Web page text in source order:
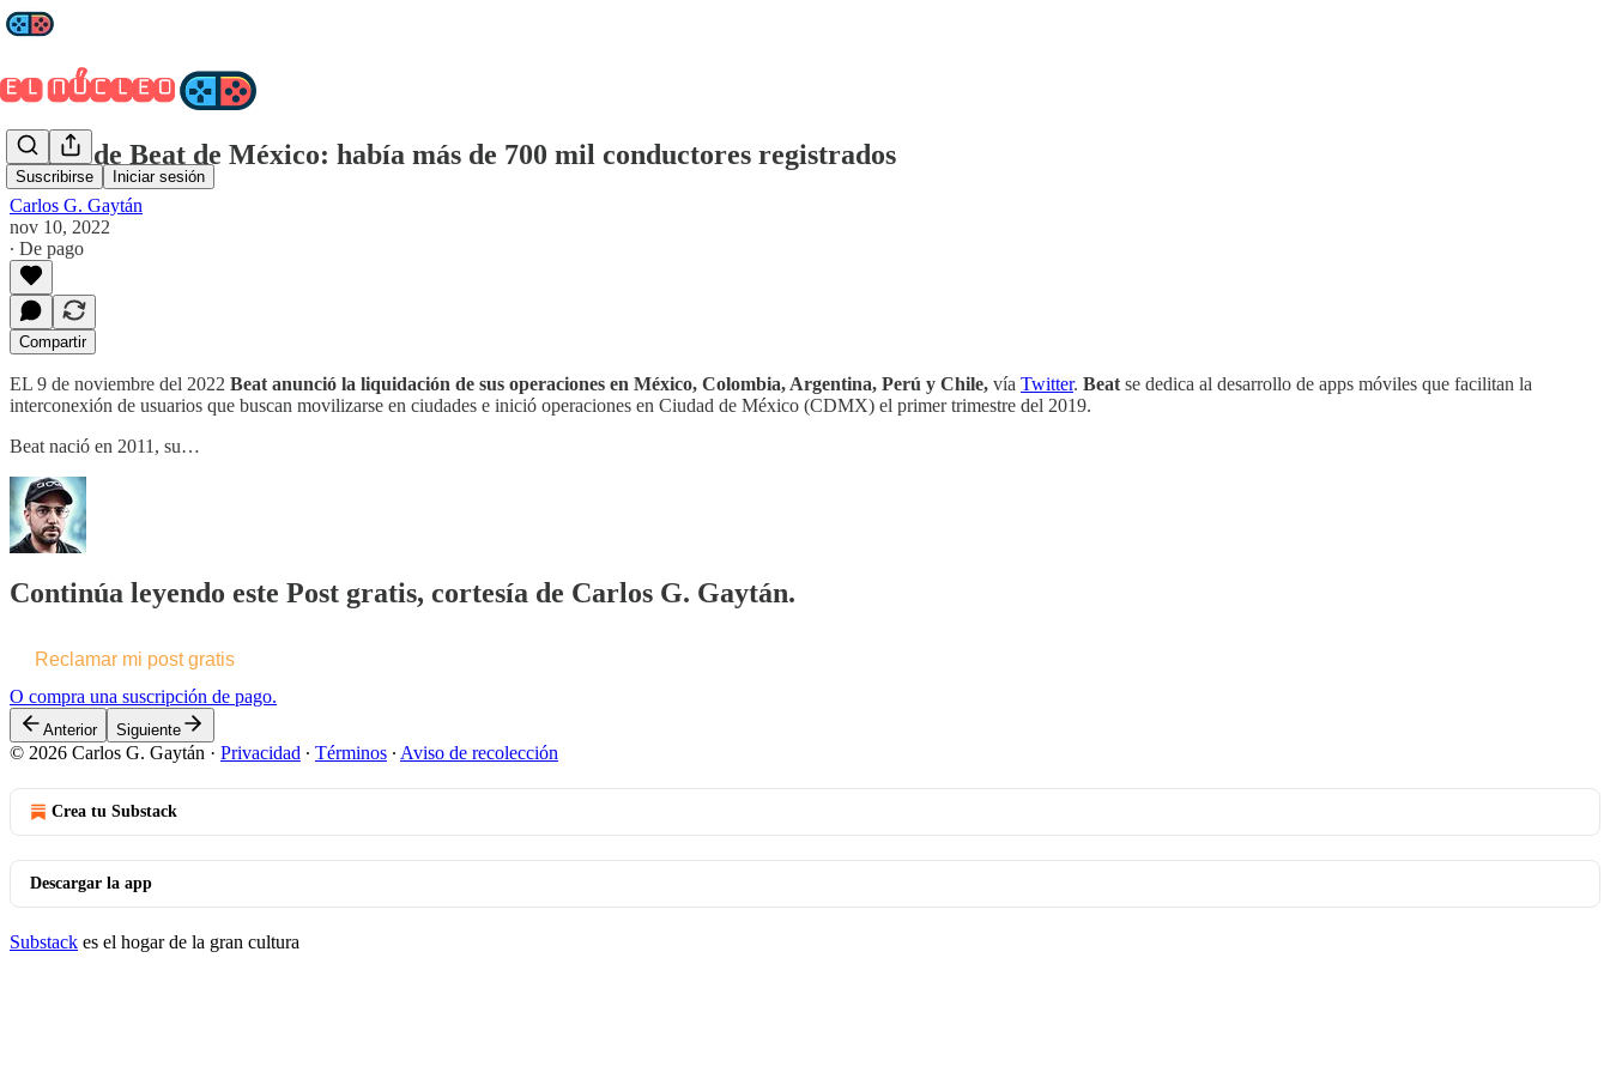
Suscribirse Iniciar sesión
Salida de Beat de México: había más de 700 mil conductores registrados
Carlos G. Gaytán
nov 10, 2022
∙ De pago
Compartir
EL 9 de noviembre del 2022 Beat anunció la liquidación de sus operaciones en México, Colombia, Argentina, Perú y Chile, vía Twitter. Beat se dedica al desarrollo de apps móviles que facilitan la
interconexión de usuarios que buscan movilizarse en ciudades e inició operaciones en Ciudad de México (CDMX) el primer trimestre del 2019.
Beat nació en 2011, su…
Continúa leyendo este Post gratis, cortesía de Carlos G. Gaytán.
Reclamar mi post gratis
O compra una suscripción de pago.
Anterior Siguiente
© 2026 Carlos G. Gaytán · Privacidad ∙ Términos ∙ Aviso de recolección
Crea tu Substack
Descargar la app
Substack es el hogar de la gran cultura